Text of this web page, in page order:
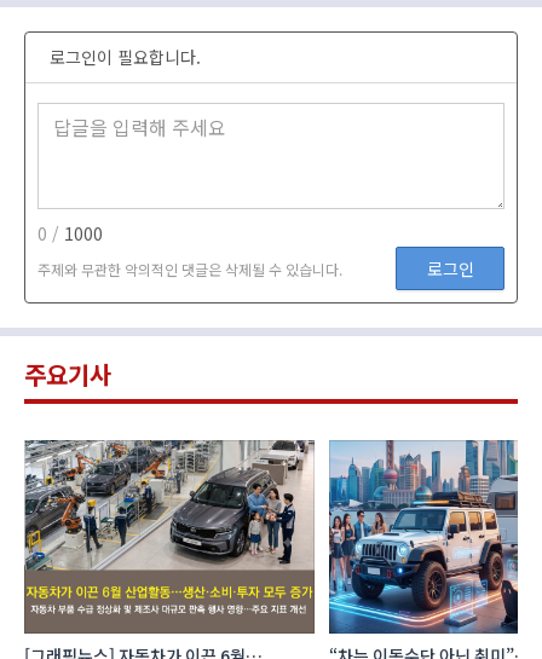
로그인이 필요합니다.
0 / 1000
주제와 무관한 악의적인 댓글은 삭제될 수 있습니다. 로그인
주요기사